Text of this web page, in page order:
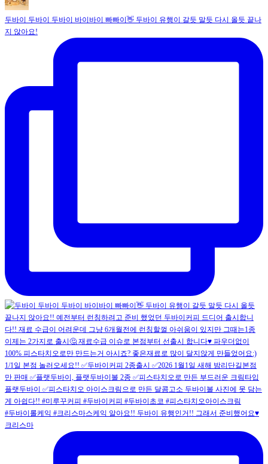
두바이 두바이 두바이 바이바이 빠빠이👋 두바이 유행이 갈듯 말듯 다시 올듯 끝나
지 않아요!
#두바이롤케익 #크리스마스케익 알아요!! 두바이 유행인거!! 그래서 준비했어요♥️
크리스마